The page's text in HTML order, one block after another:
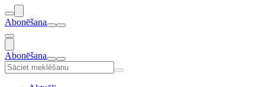
Abonēšana
Abonēšana